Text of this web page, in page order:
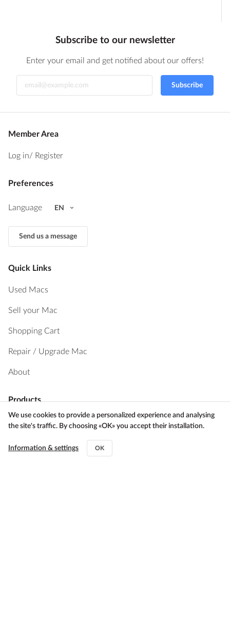
Subscribe to our newsletter
Enter your email and get notified about our offers!
Subscribe
Member Area
Log in/ Register
Preferences
Language EN
Send us a message
Quick Links
Used Macs
Sell your Mac
Shopping Cart
Repair / Upgrade Mac
About
Products
Macbook Pro
We use cookies to provide a personalized experience and analysing
the site's traffic. By choosing «OK» you accept their installation.
Information & settings OK